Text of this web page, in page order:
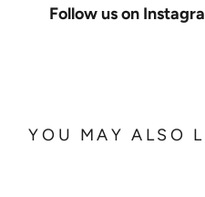
Follow us on
YOU MAY ALSO